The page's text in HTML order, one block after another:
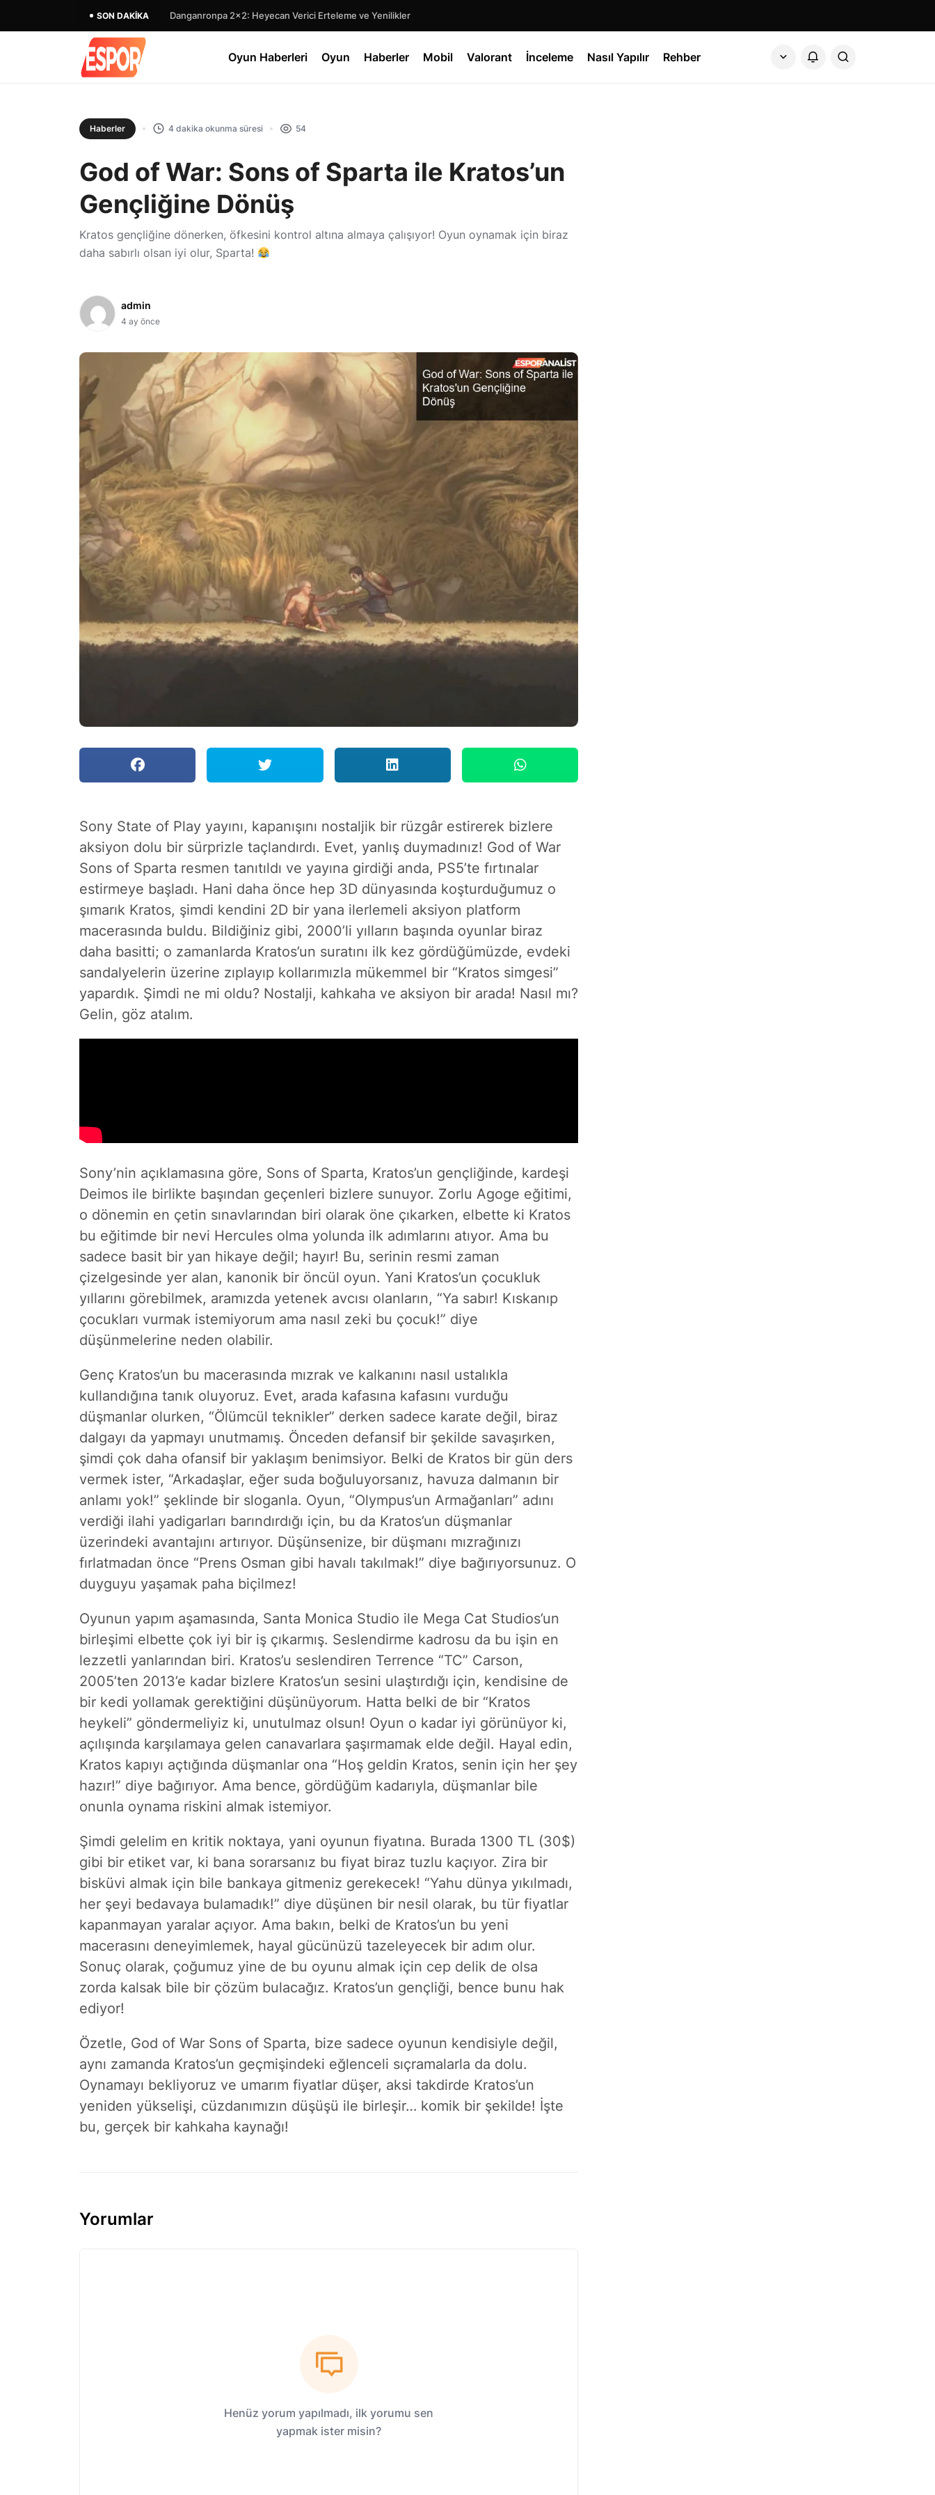
SON DAKIKA Danganronpa 2×2: Heyecan Verici Erteleme ve Yenilikler
Oyun Haberleri Oyun Haberler Mobil Valorant İnceleme Nasıl Yapılır Rehber
Haberler 4 dakika okunma süresi 54
God of War: Sons of Sparta ile Kratos’un
Gençliğine Dönüş
Kratos gençliğine dönerken, öfkesini kontrol altına almaya çalışıyor! Oyun oynamak için biraz
daha sabırlı olsan iyi olur, Sparta!
admin
4 ay önce
Sony State of Play yayını, kapanışını nostaljik bir rüzgâr estirerek bizlere
aksiyon dolu bir sürprizle taçlandırdı. Evet, yanlış duymadınız! God of War
Sons of Sparta resmen tanıtıldı ve yayına girdiği anda, PS5’te fırtınalar
estirmeye başladı. Hani daha önce hep 3D dünyasında koşturduğumuz o
şımarık Kratos, şimdi kendini 2D bir yana ilerlemeli aksiyon platform
macerasında buldu. Bildiğiniz gibi, 2000’li yılların başında oyunlar biraz
daha basitti; o zamanlarda Kratos’un suratını ilk kez gördüğümüzde, evdeki
sandalyelerin üzerine zıplayıp kollarımızla mükemmel bir “Kratos simgesi”
yapardık. Şimdi ne mi oldu? Nostalji, kahkaha ve aksiyon bir arada! Nasıl mı?
Gelin, göz atalım.
Sony’nin açıklamasına göre, Sons of Sparta, Kratos’un gençliğinde, kardeşi
Deimos ile birlikte başından geçenleri bizlere sunuyor. Zorlu Agoge eğitimi,
o dönemin en çetin sınavlarından biri olarak öne çıkarken, elbette ki Kratos
bu eğitimde bir nevi Hercules olma yolunda ilk adımlarını atıyor. Ama bu
sadece basit bir yan hikaye değil; hayır! Bu, serinin resmi zaman
çizelgesinde yer alan, kanonik bir öncül oyun. Yani Kratos’un çocukluk
yıllarını görebilmek, aramızda yetenek avcısı olanların, “Ya sabır! Kıskanıp
çocukları vurmak istemiyorum ama nasıl zeki bu çocuk!” diye
düşünmelerine neden olabilir.
Genç Kratos’un bu macerasında mızrak ve kalkanını nasıl ustalıkla
kullandığına tanık oluyoruz. Evet, arada kafasına kafasını vurduğu
düşmanlar olurken, “Ölümcül teknikler” derken sadece karate değil, biraz
dalgayı da yapmayı unutmamış. Önceden defansif bir şekilde savaşırken,
şimdi çok daha ofansif bir yaklaşım benimsiyor. Belki de Kratos bir gün ders
vermek ister, “Arkadaşlar, eğer suda boğuluyorsanız, havuza dalmanın bir
anlamı yok!” şeklinde bir sloganla. Oyun, “Olympus’un Armağanları” adını
verdiği ilahi yadigarları barındırdığı için, bu da Kratos’un düşmanlar
üzerindeki avantajını artırıyor. Düşünsenize, bir düşmanı mızrağınızı
fırlatmadan önce “Prens Osman gibi havalı takılmak!” diye bağırıyorsunuz. O
duyguyu yaşamak paha biçilmez!
Oyunun yapım aşamasında, Santa Monica Studio ile Mega Cat Studios’un
birleşimi elbette çok iyi bir iş çıkarmış. Seslendirme kadrosu da bu işin en
lezzetli yanlarından biri. Kratos’u seslendiren Terrence “TC” Carson,
2005’ten 2013’e kadar bizlere Kratos’un sesini ulaştırdığı için, kendisine de
bir kedi yollamak gerektiğini düşünüyorum. Hatta belki de bir “Kratos
heykeli” göndermeliyiz ki, unutulmaz olsun! Oyun o kadar iyi görünüyor ki,
açılışında karşılamaya gelen canavarlara şaşırmamak elde değil. Hayal edin,
Kratos kapıyı açtığında düşmanlar ona “Hoş geldin Kratos, senin için her şey
hazır!” diye bağırıyor. Ama bence, gördüğüm kadarıyla, düşmanlar bile
onunla oynama riskini almak istemiyor.
Şimdi gelelim en kritik noktaya, yani oyunun fiyatına. Burada 1300 TL (30$)
gibi bir etiket var, ki bana sorarsanız bu fiyat biraz tuzlu kaçıyor. Zira bir
bisküvi almak için bile bankaya gitmeniz gerekecek! “Yahu dünya yıkılmadı,
her şeyi bedavaya bulamadık!” diye düşünen bir nesil olarak, bu tür fiyatlar
kapanmayan yaralar açıyor. Ama bakın, belki de Kratos’un bu yeni
macerasını deneyimlemek, hayal gücünüzü tazeleyecek bir adım olur.
Sonuç olarak, çoğumuz yine de bu oyunu almak için cep delik de olsa
zorda kalsak bile bir çözüm bulacağız. Kratos’un gençliği, bence bunu hak
ediyor!
Özetle, God of War Sons of Sparta, bize sadece oyunun kendisiyle değil,
aynı zamanda Kratos’un geçmişindeki eğlenceli sıçramalarla da dolu.
Oynamayı bekliyoruz ve umarım fiyatlar düşer, aksi takdirde Kratos’un
yeniden yükselişi, cüzdanımızın düşüşü ile birleşir… komik bir şekilde! İşte
bu, gerçek bir kahkaha kaynağı!
Yorumlar
Henüz yorum yapılmadı, ilk yorumu sen
yapmak ister misin?